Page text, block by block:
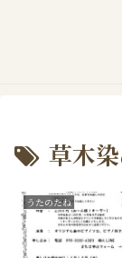
草木
うたのたね